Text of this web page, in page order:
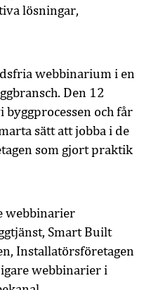
lösningar,
webbinarium i en
Den 12
och får
sätt att jobba i de
som gjort praktik
webbinarier
Smart Built
Installatörsföretagen
webbinarier i